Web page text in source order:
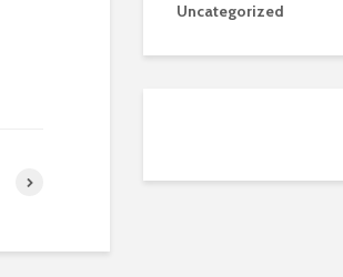
Uncategorized